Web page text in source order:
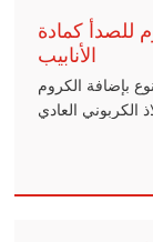
للصدأ كمادة
الأنابيب
بإضافة الكروم